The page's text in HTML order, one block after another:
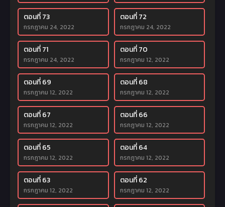
ตอนที่ 73
กรกฎาคม 24, 2022
ตอนที่ 72
กรกฎาคม 24, 2022
ตอนที่ 71
กรกฎาคม 24, 2022
ตอนที่ 70
กรกฎาคม 12, 2022
ตอนที่ 69
กรกฎาคม 12, 2022
ตอนที่ 68
กรกฎาคม 12, 2022
ตอนที่ 67
กรกฎาคม 12, 2022
ตอนที่ 66
กรกฎาคม 12, 2022
ตอนที่ 65
กรกฎาคม 12, 2022
ตอนที่ 64
กรกฎาคม 12, 2022
ตอนที่ 63
กรกฎาคม 12, 2022
ตอนที่ 62
กรกฎาคม 12, 2022